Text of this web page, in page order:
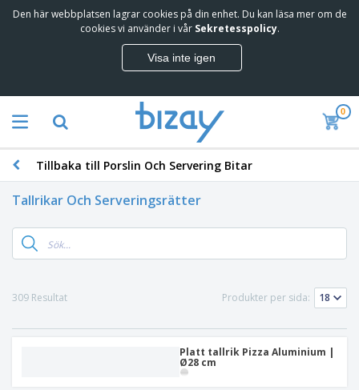
Den här webbplatsen lagrar cookies på din enhet. Du kan läsa mer om de
cookies vi använder i vår Sekretesspolicy.
Visa inte igen
0
Tillbaka till Porslin Och Servering Bitar
Tallrikar Och Serveringsrätter
309 Resultat Produkter per sida:
Platt tallrik Pizza Aluminium |
Ø28 cm